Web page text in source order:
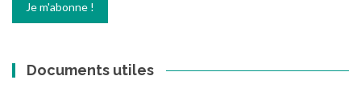
Documents utiles